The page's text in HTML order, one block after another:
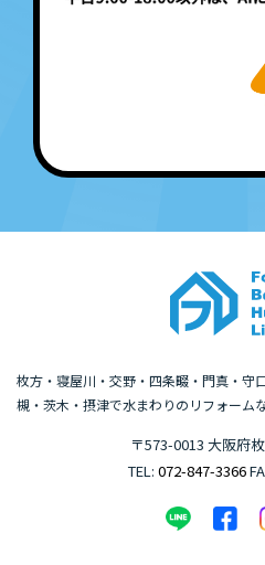
枚方・寝屋川・交野・四条畷・門真・守
槻・茨木・摂津で水まわりのリフォーム
〒573-0013 大阪府
TEL: 072-847-3366